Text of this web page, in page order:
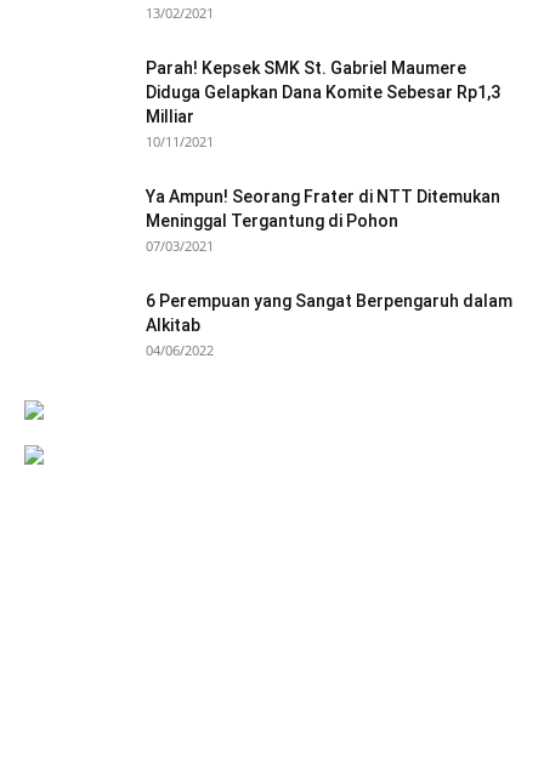
13/02/2021
Parah! Kepsek SMK St. Gabriel Maumere
Diduga Gelapkan Dana Komite Sebesar Rp1,3
Milliar
10/11/2021
Ya Ampun! Seorang Frater di NTT Ditemukan
Meninggal Tergantung di Pohon
07/03/2021
6 Perempuan yang Sangat Berpengaruh dalam
Alkitab
04/06/2022